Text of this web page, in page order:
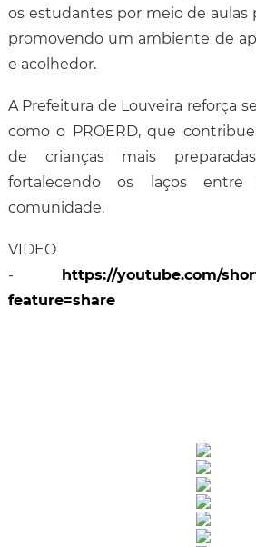
os estudantes por meio de aulas
promovendo um ambiente de
e acolhedor.
A Prefeitura de Louveira reforça
como o PROERD, que
de crianças mais
fortalecendo os laços entre
comunidade.
VIDEO
- https://youtube.com/
feature=share